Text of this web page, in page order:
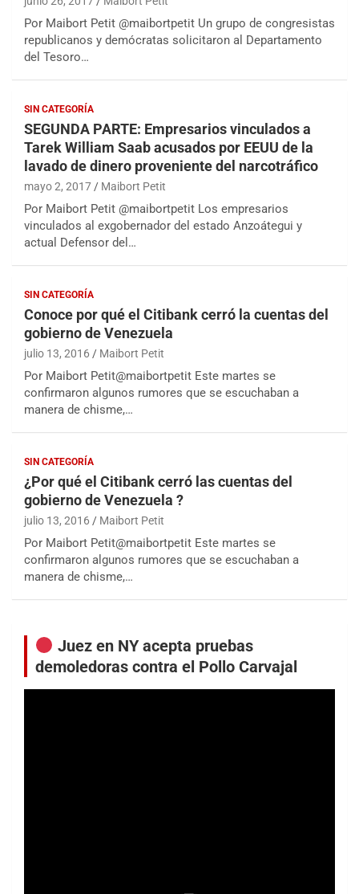
Por Maibort Petit @maibortpetit Un grupo de congresistas
republicanos y demócratas solicitaron al Departamento
del Tesoro…
SIN CATEGORÍA
SEGUNDA PARTE: Empresarios vinculados a
Tarek William Saab acusados por EEUU de la
lavado de dinero proveniente del narcotráfico
mayo 2, 2017 Maibort Petit
Por Maibort Petit @maibortpetit Los empresarios
vinculados al exgobernador del estado Anzoátegui y
actual Defensor del…
SIN CATEGORÍA
Conoce por qué el Citibank cerró la cuentas del
gobierno de Venezuela
julio 13, 2016 Maibort Petit
Por Maibort Petit@maibortpetit Este martes se
confirmaron algunos rumores que se escuchaban a
manera de chisme,…
SIN CATEGORÍA
¿Por qué el Citibank cerró las cuentas del
gobierno de Venezuela ?
julio 13, 2016 Maibort Petit
Por Maibort Petit@maibortpetit Este martes se
confirmaron algunos rumores que se escuchaban a
manera de chisme,…
Juez en NY acepta pruebas
demoledoras contra el Pollo Carvajal